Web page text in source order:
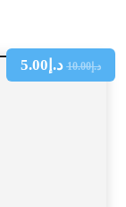
د.إ10.00 د.إ 5.00